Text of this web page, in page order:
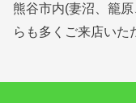
熊谷市内(妻沼、籠
らも多くご来店いた